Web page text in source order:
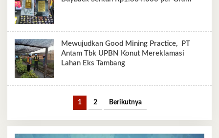
Mewujudkan Good Mining Practice, PT
Antam Tbk UPBN Konut Mereklamasi
Lahan Eks Tambang
1 2 Berikutnya